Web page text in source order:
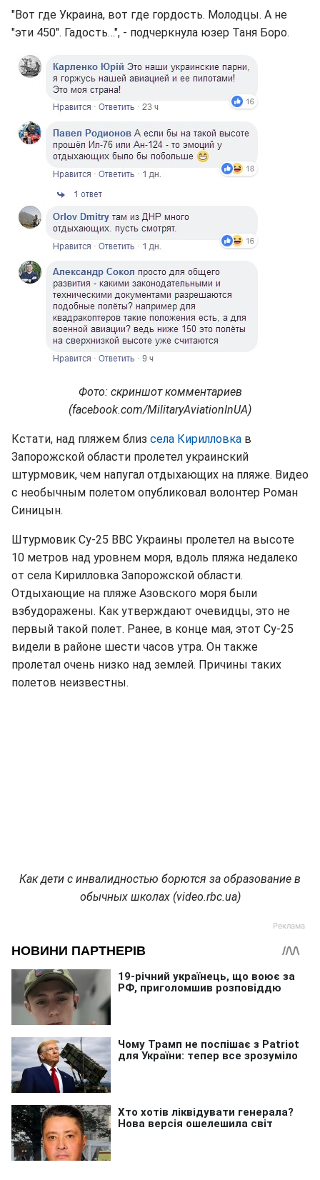
"Вот где Украина, вот где гордость. Молодцы. А не
"эти 450". Гадость…", - подчеркнула юзер Таня Боро.
Фото: скриншот комментариев
(facebook.com/MilitaryAviationInUA)
Кстати, над пляжем близ села Кирилловка в
Запорожской области пролетел украинский
штурмовик, чем напугал отдыхающих на пляже. Видео
с необычным полетом опубликовал волонтер Роман
Синицын.
Штурмовик Су-25 ВВС Украины пролетел на высоте
10 метров над уровнем моря, вдоль пляжа недалеко
от села Кирилловка Запорожской области.
Отдыхающие на пляже Азовского моря были
взбудоражены. Как утверждают очевидцы, это не
первый такой полет. Ранее, в конце мая, этот Су-25
видели в районе шести часов утра. Он также
пролетал очень низко над землей. Причины таких
полетов неизвестны.
Как дети с инвалидностью борются за образование в
обычных школах (video.rbc.ua)